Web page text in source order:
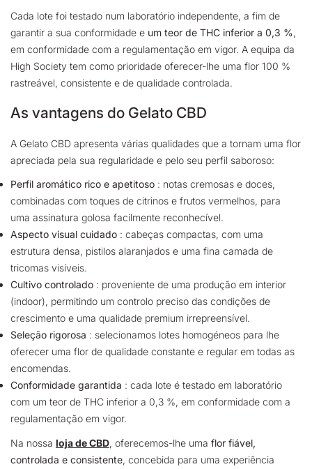
Cada lote foi testado num laboratório independente, a fim de
garantir a sua conformidade e um teor de THC inferior a 0,3 %,
em conformidade com a regulamentação em vigor. A equipa da
High Society tem como prioridade oferecer-lhe uma flor 100 %
rastreável, consistente e de qualidade controlada.
As vantagens do Gelato CBD
A Gelato CBD apresenta várias qualidades que a tornam uma flor
apreciada pela sua regularidade e pelo seu perfil saboroso:
Perfil aromático rico e apetitoso : notas cremosas e doces,
combinadas com toques de citrinos e frutos vermelhos, para
uma assinatura golosa facilmente reconhecível.
Aspecto visual cuidado : cabeças compactas, com uma
estrutura densa, pistilos alaranjados e uma fina camada de
tricomas visíveis.
Cultivo controlado : proveniente de uma produção em interior
(indoor), permitindo um controlo preciso das condições de
crescimento e uma qualidade premium irrepreensível.
Seleção rigorosa : selecionamos lotes homogéneos para lhe
oferecer uma flor de qualidade constante e regular em todas as
encomendas.
Conformidade garantida : cada lote é testado em laboratório
com um teor de THC inferior a 0,3 %, em conformidade com a
regulamentação em vigor.
Na nossa loja de CBD, oferecemos-lhe uma flor fiável,
controlada e consistente, concebida para uma experiência